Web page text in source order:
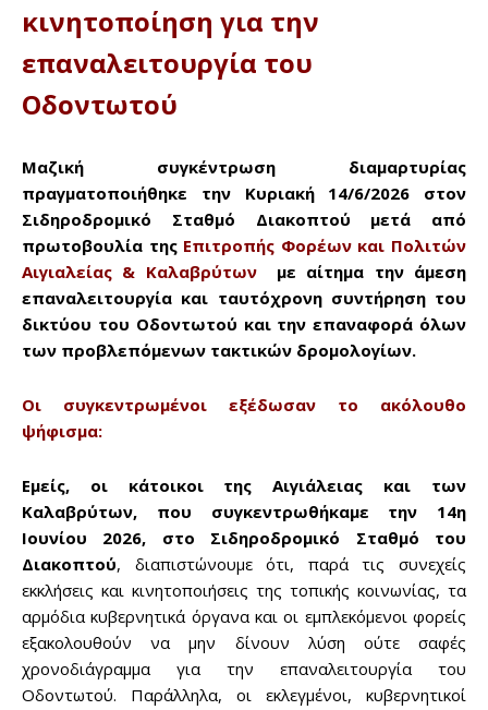
κινητοποίηση για την
επαναλειτουργία του
Οδοντωτού
Μαζική συγκέντρωση διαμαρτυρίας
πραγματοποιήθηκε την Κυριακή 14/6/2026 στον
Σιδηροδρομικό Σταθμό Διακοπτού μετά από
πρωτοβουλία της Επιτροπής Φορέων και Πολιτών
Αιγιαλείας & Καλαβρύτωνμε αίτημα την άμεση
επαναλειτουργία και ταυτόχρονη συντήρηση του
δικτύου του Οδοντωτού και την επαναφορά όλων
των προβλεπόμενων τακτικών δρομολογίων.
Οι συγκεντρωμένοι εξέδωσαν το ακόλουθο
ψήφισμα:
Εμείς, οι κάτοικοι της Αιγιάλειας και των
Καλαβρύτων, που συγκεντρωθήκαμε την 14η
Ιουνίου 2026, στο Σιδηροδρομικό Σταθμό του
Διακοπτού, διαπιστώνουμε ότι, παρά τις συνεχείς
εκκλήσεις και κινητοποιήσεις της τοπικής κοινωνίας, τα
αρμόδια κυβερνητικά όργανα και οι εμπλεκόμενοι φορείς
εξακολουθούν να μην δίνουν λύση ούτε σαφές
χρονοδιάγραμμα για την επαναλειτουργία του
Οδοντωτού. Παράλληλα, οι εκλεγμένοι, κυβερνητικοί